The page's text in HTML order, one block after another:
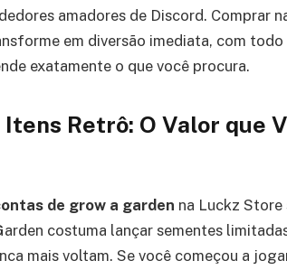
amadores de Discord. Comprar
em diversão imediata, com
exatamente o que você procura.
Retrô: O Valor que
de grow a garden na Luckz Store
costuma lançar sementes
mais voltam. Se você começou a